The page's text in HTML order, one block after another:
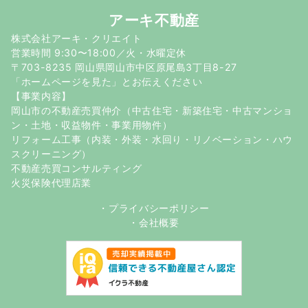
アーキ不動産
株式会社アーキ・クリエイト
営業時間 9:30〜18:00／火・水曜定休
〒703-8235 岡山県岡山市中区原尾島3丁目8-27
「ホームページを見た」とお伝えください
【事業内容】
岡山市の不動産売買仲介（中古住宅・新築住宅・中古マンショ
ン・土地・収益物件・事業用物件）
リフォーム工事（内装・外装・水回り・リノベーション・ハウ
スクリーニング）
不動産売買コンサルティング
火災保険代理店業
・ プライバシーポリシー
・会社概要